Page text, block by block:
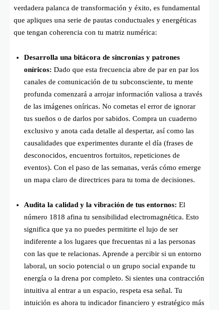
verdadera palanca de transformación y éxito, es fundamental
que apliques una serie de pautas conductuales y energéticas
que tengan coherencia con tu matriz numérica:
Desarrolla una bitácora de sincronías y patrones
oníricos: Dado que esta frecuencia abre de par en par los
canales de comunicación de tu subconsciente, tu mente
profunda comenzará a arrojar información valiosa a través
de las imágenes oníricas. No cometas el error de ignorar
tus sueños o de darlos por sabidos. Compra un cuaderno
exclusivo y anota cada detalle al despertar, así como las
causalidades que experimentes durante el día (frases de
desconocidos, encuentros fortuitos, repeticiones de
eventos). Con el paso de las semanas, verás cómo emerge
un mapa claro de directrices para tu toma de decisiones.
Audita la calidad y la vibración de tus entornos: El
número 1818 afina tu sensibilidad electromagnética. Esto
significa que ya no puedes permitirte el lujo de ser
indiferente a los lugares que frecuentas ni a las personas
con las que te relacionas. Aprende a percibir si un entorno
laboral, un socio potencial o un grupo social expande tu
energía o la drena por completo. Si sientes una contracción
intuitiva al entrar a un espacio, respeta esa señal. Tu
intuición es ahora tu indicador financiero y estratégico más